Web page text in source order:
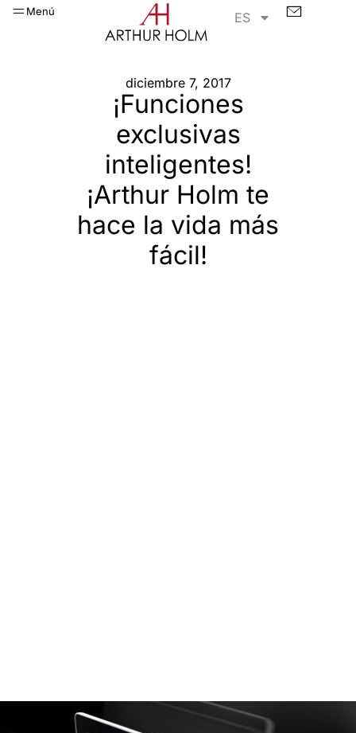
Menú ES
diciembre 7, 2017
¡Funciones
exclusivas
inteligentes!
¡Arthur Holm te
hace la vida más
fácil!